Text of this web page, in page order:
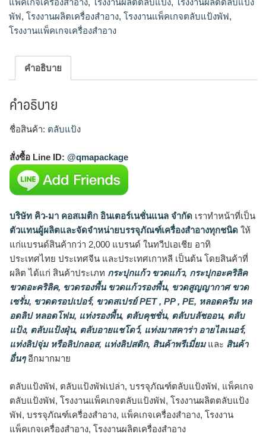
แพ็คเกจเครื่องสำอาง, โรงงานผลิตตลับแป้ง, โรงงานผลิตตลับแป้ง
พัฟ, โรงงานผลิตเครื่องสำอาง, โรงงานแพ็คเกจตลับแป้งพัฟ,
โรงงานแพ็คเกจเครื่องสำอาง
คำอธิบาย
คำอธิบาย
ชื่อสินค้า: ตลับแป้ง
สั่งซื้อ Line ID: @qmapackage
บริษัท คิว-มา คอสเมติก อินเตอร์เนชั่นแนล จำกัด เราทำหน้าที่เป็น
ตัวแทนผู้ผลิตและจัดจำหน่ายบรรจุภัณฑ์เครื่องสำอางทุกชนิด ให้
แก่แบรนด์สินค้ากว่า 2,000 แบรนด์ ในทวีปเอเชีย อาทิ
ประเทศไทย ประเทศจีน และประเทศเกาหลี เป็นต้น โดยสินค้าที่
ผลิต ได้แก่ สินค้าประเภท กระปุกแก้ว ขวดแก้ว, กระปุกอะคริลิค
ขวดอะคริลิค, ขวดรองพื้น ขวดแก้วรองพื้น, ขวดสูญญากาศ ขวด
เซรั่ม, ขวดดรอปเปอร์, ขวดสเปรย์ PET , PP , PE, หลอดครีม หล
อดลิป หลอดโฟม, แท่งรองพื้น, ตลับคุชชั่น, ตลับบลัชออน, ตลับ
แป้ง, ตลับแป้งฝุ่น, ตลับอายแชโดว์, แท่งมาสคาร่า อายไลเนอร์,
แท่งลิปจุ่ม หรือลิปกลอส, แท่งลิปสติก, สินค้าพรีเมี่ยมและ สินค้า
อื่นๆอีกมากมาย
ตลับแป้งพัฟ, ตลับแป้งพัฟเปล่า, บรรจุภัณฑ์ตลับแป้งพัฟ, แพ็คเกจ
ตลับแป้งพัฟ, โรงงานแพ็คเกจตลับแป้งพัฟ, โรงงานผลิตตลับแป้ง
พัฟ, บรรจุภัณฑ์เครื่องสำอาง, แพ็คเกจเครื่องสำอาง, โรงงาน
แพ็คเกจเครื่องสำอาง, โรงงานผลิตเครื่องสำอาง